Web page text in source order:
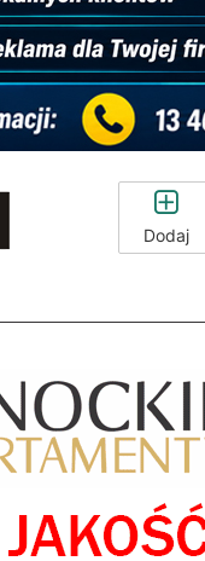
Dodaj